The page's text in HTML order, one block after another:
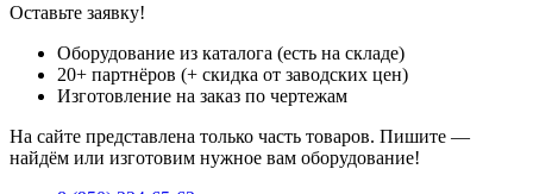
Оставьте заявку!
Оборудование из каталога (есть на складе)
20+ партнёров (+ скидка от заводских цен)
Изготовление на заказ по чертежам
На сайте представлена только часть товаров. Пишите —
найдём или изготовим нужное вам оборудование!